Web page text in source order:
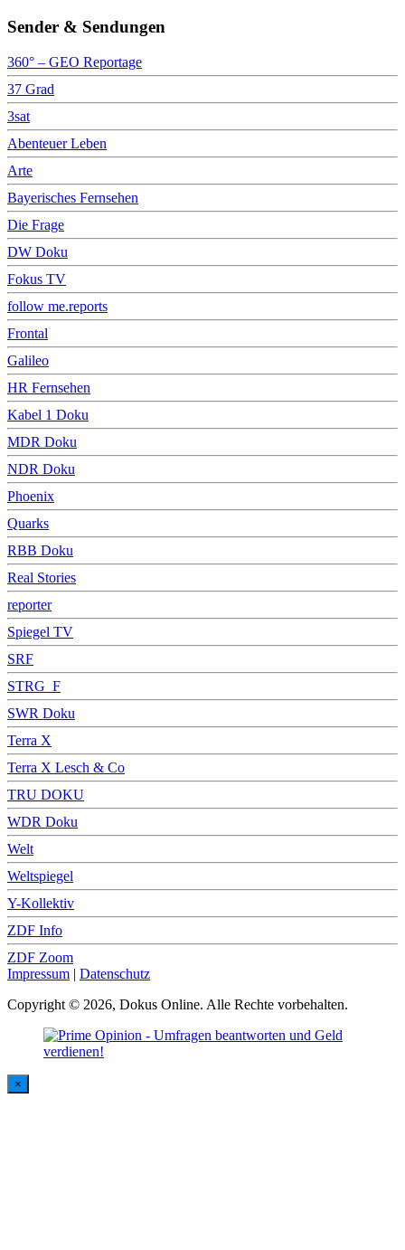
Sender & Sendungen
360° – GEO Reportage
37 Grad
3sat
Abenteuer Leben
Arte
Bayerisches Fernsehen
Die Frage
DW Doku
Fokus TV
follow me.reports
Frontal
Galileo
HR Fernsehen
Kabel 1 Doku
MDR Doku
NDR Doku
Phoenix
Quarks
RBB Doku
Real Stories
reporter
Spiegel TV
SRF
STRG_F
SWR Doku
Terra X
Terra X Lesch & Co
TRU DOKU
WDR Doku
Welt
Weltspiegel
Y-Kollektiv
ZDF Info
ZDF Zoom
Impressum | Datenschutz
Copyright © 2026, Dokus Online. Alle Rechte vorbehalten.
×